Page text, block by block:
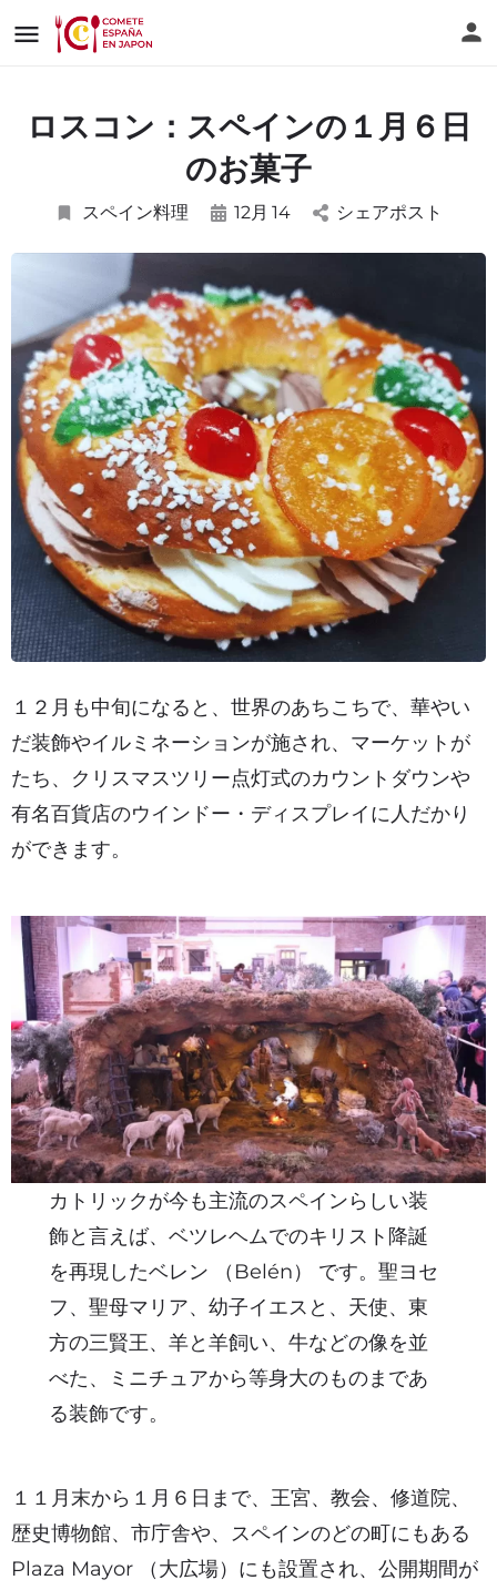
ロスコン：スペインの１月６日
のお菓子
スペイン料理 12月 14 シェアポスト
１２月も中旬になると、世界のあちこちで、華やい
だ装飾やイルミネーションが施され、マーケットが
たち、クリスマスツリー点灯式のカウントダウンや
有名百貨店のウインドー・ディスプレイに人だかり
ができます。
カトリックが今も主流のスペインらしい装
飾と言えば、ベツレヘムでのキリスト降誕
を再現したベレン （Belén） です。聖ヨセ
フ、聖母マリア、幼子イエスと、天使、東
方の三賢王、羊と羊飼い、牛などの像を並
べた、ミニチュアから等身大のものまであ
る装飾です。
１１月末から１月６日まで、王宮、教会、修道院、
歴史博物館、市庁舎や、スペインのどの町にもある
Plaza Mayor （大広場）にも設置され、公開期間が